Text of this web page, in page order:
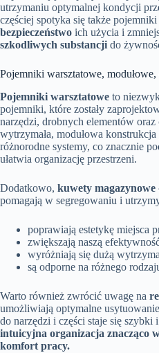
utrzymaniu optymalnej kondycji
częściej spotyka się także
bezpieczeństwo ich użycia i
szkodliwych substancji do
Pojemniki warsztatowe,
Pojemniki warsztatowe to
pojemniki, które zostały
narzędzi, drobnych elementów
wytrzymała, modułowa
różnorodne systemy, co znacznie
ułatwia organizację przestrzeni.
Dodatkowo, kuwety magazynowe
pomagają w segregowaniu i
poprawiają estetykę miejsca
zwiększają naszą
wyróżniają się dużą
są odporne na różnego
Warto również zwrócić uwagę na
umożliwiają optymalne
do narzędzi i części staje się szybki
intuicyjna organizacja znacząco
komfort pracy.